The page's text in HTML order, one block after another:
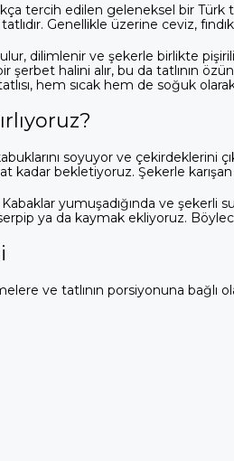
tercih edilen geleneksel bir Türk
Genellikle üzerine ceviz,
dilimlenir ve şekerle birlikte
şerbet halini alır, bu da tatlının
hem sıcak hem de soğuk
soyuyor ve
kadar bekletiyoruz. Şekerle
yumuşadığında ve şekerli
ya da kaymak ekliyoruz.
ve tatlının porsiyonuna